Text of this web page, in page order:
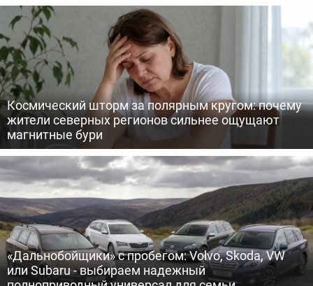
Космический шторм за полярным кругом: почему
жители северных регионов сильнее ощущают
магнитные бури
«Дальнобойщики» с пробегом: Volvo, Skoda, VW
или Subaru - выбираем надежный